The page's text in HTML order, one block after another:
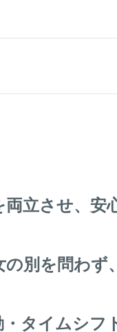
立させ、安
別を問わず
タイムシフ